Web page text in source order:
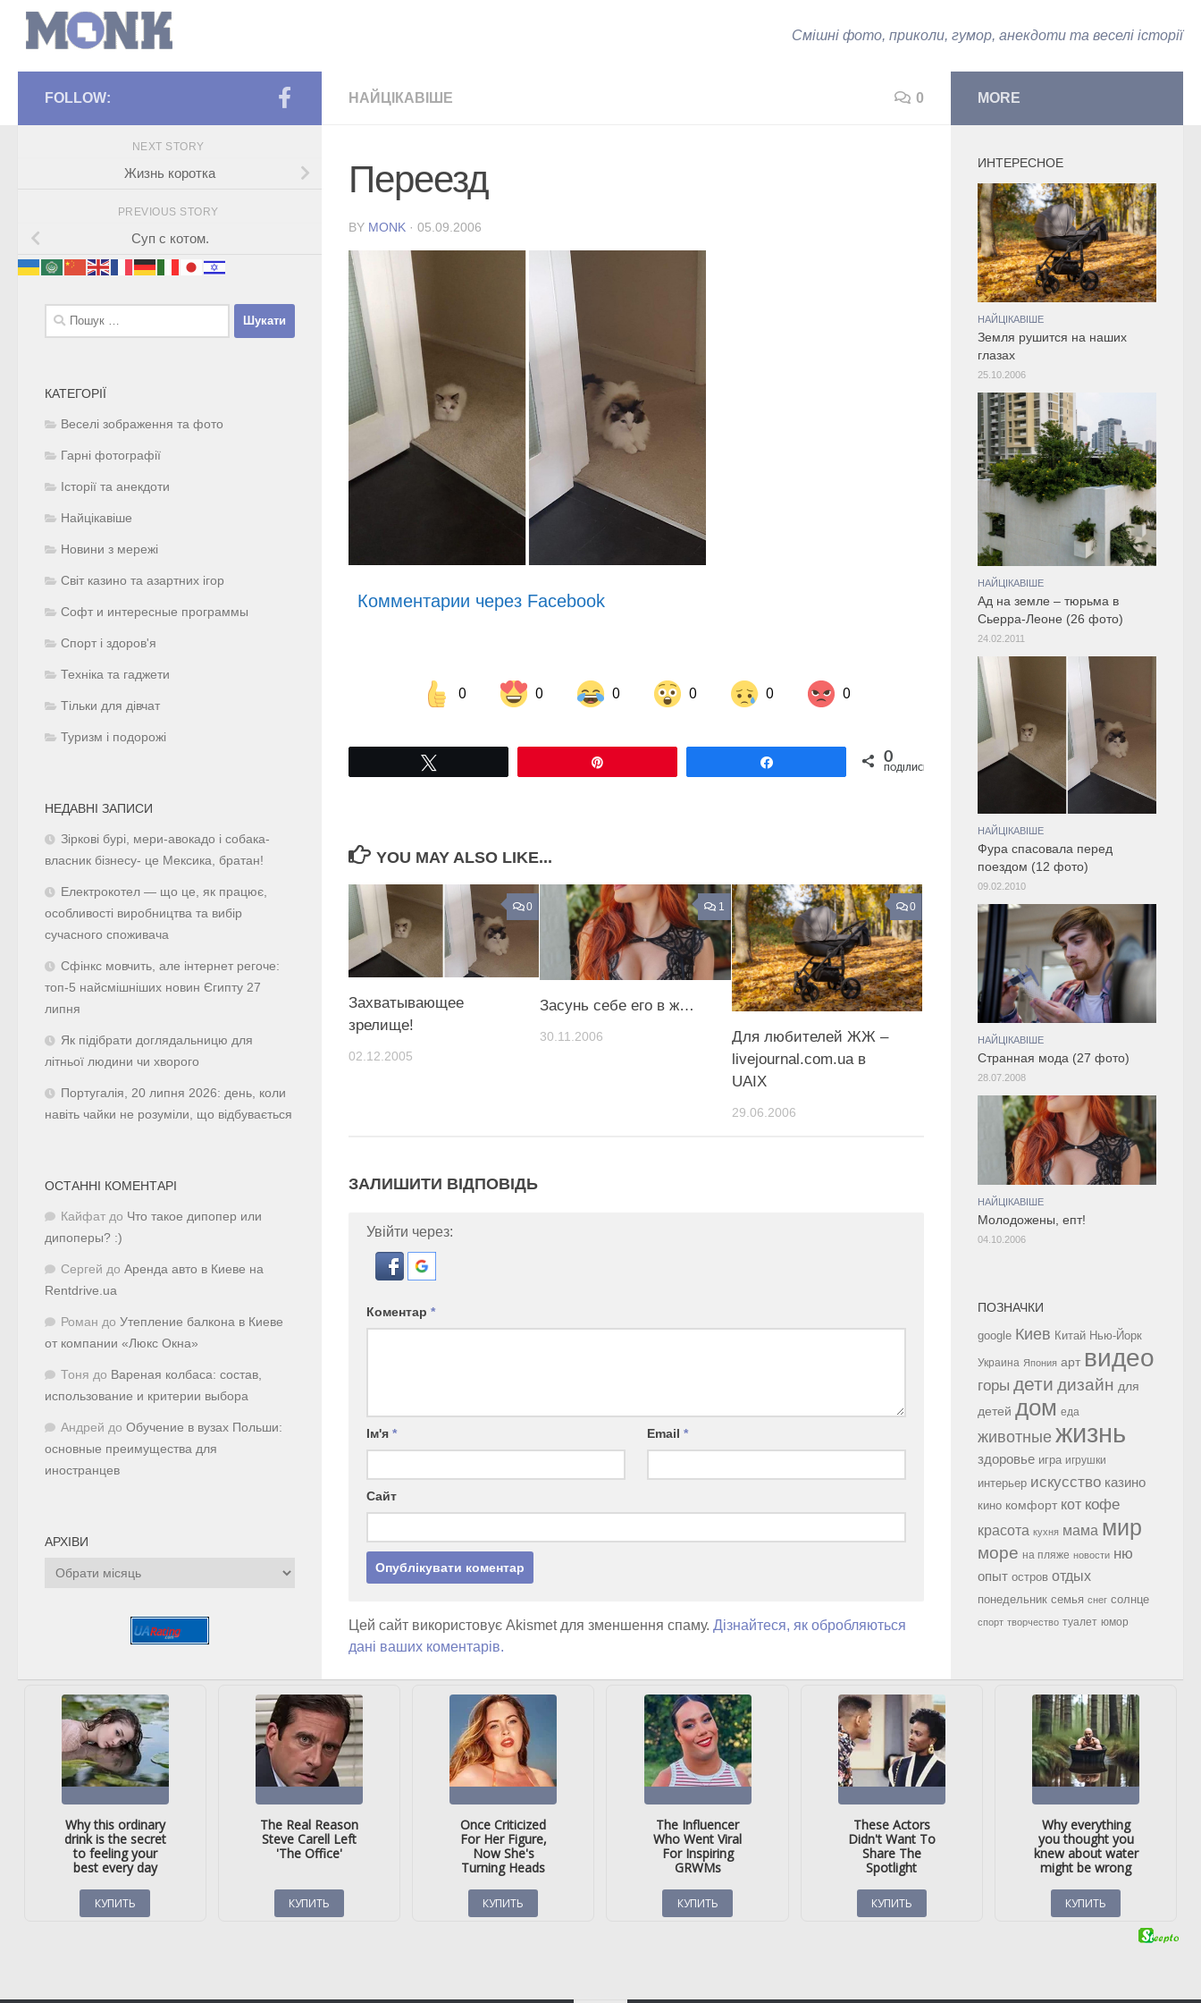
Смішні фото, приколи, гумор, анекдоти та веселі історії
НАЙЦІКАВІШЕ 0
Переезд
BY MONK · 05.09.2006
Комментарии через Facebook
0 0 0 0 0 0
Share on Facebook Share on LinkedIn Share on Twitter 0
ПОДІЛИСЬ
YOU MAY ALSO LIKE...
0
Захватывающее
зрелище!
02.12.2005
1
Засунь себе его в ж…
30.11.2006
0
Для любителей ЖЖ –
livejournal.com.ua в
UAIX
29.06.2006
ЗАЛИШИТИ ВІДПОВІДЬ
Увійти через:
Коментар *
Ім'я * Email*
Сайт
Цей сайт використовує Akismet для зменшення спаму. Дізнайтеся, як обробляються
дані ваших коментарів.
FOLLOW:
NEXT STORY
Жизнь коротка
PREVIOUS STORY
Суп с котом.
Пошук:
КАТЕГОРІЇ
Веселі зображення та фото
Гарні фотографії
Історії та анекдоти
Найцікавіше
Новини з мережі
Світ казино та азартних ігор
Софт и интересные программы
Спорт і здоров'я
Техніка та гаджети
Тільки для дівчат
Туризм і подорожі
НЕДАВНІ ЗАПИСИ
Зіркові бурі, мери-авокадо і собака-
власник бізнесу- це Мексика, братан!
Електрокотел — що це, як працює,
особливості виробництва та вибір
сучасного споживача
Сфінкс мовчить, але інтернет регоче:
топ-5 найсмішніших новин Єгипту 27
липня
Як підібрати доглядальницю для
літньої людини чи хворого
Португалія, 20 липня 2026: день, коли
навіть чайки не розуміли, що відбувається
ОСТАННІ КОМЕНТАРІ
Кайфат до Что такое дипопер или
дипоперы? :)
Сергей до Аренда авто в Киеве на
Rentdrive.ua
Роман до Утепление балкона в Киеве
от компании «Люкс Окна»
Тоня до Вареная колбаса: состав,
использование и критерии выбора
Андрей до Обучение в вузах Польши:
основные преимущества для
иностранцев
АРХІВИ
Архіви
MORE
ИНТЕРЕСНОЕ
НАЙЦІКАВІШЕ
Земля рушится на наших
глазах
25.10.2006
НАЙЦІКАВІШЕ
Ад на земле – тюрьма в
Сьерра-Леоне (26 фото)
24.02.2011
НАЙЦІКАВІШЕ
Фура спасовала перед
поездом (12 фото)
09.02.2010
НАЙЦІКАВІШЕ
Странная мода (27 фото)
28.07.2008
НАЙЦІКАВІШЕ
Молодожены, епт!
04.10.2006
ПОЗНАЧКИ
google Киев Китай Нью-Йорк
Украина Япония арт видео
горы дети дизайн для
детей дом еда
животные жизнь
здоровье игра игрушки
интерьер искусство казино
кино комфорт кот кофе
красота кухня мама мир
море на пляже новости ню
опыт остров отдых
понедельник семья снег солнце
спорт творчество туалет юмор